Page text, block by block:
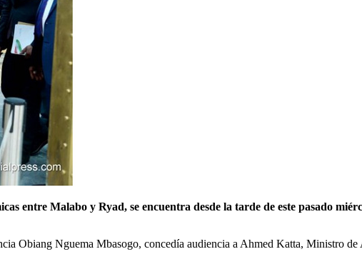
entre Malabo y Ryad, se encuentra desde la tarde de este pasado
Obiang Nguema Mbasogo, concedía audiencia a Ahmed Katta, Ministro